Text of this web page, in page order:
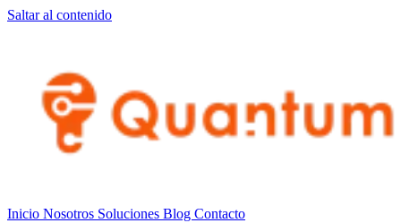
Saltar al contenido
Inicio Nosotros Soluciones Blog Contacto